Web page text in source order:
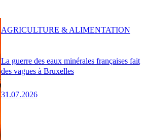
La guerre des eaux minérales françaises fait
des vagues à Bruxelles
31.07.2026
AGRICULTURE & ALIMENTATION